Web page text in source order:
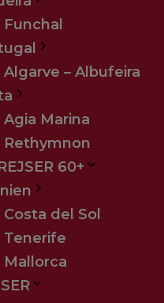
Funchal
Algarve – Albufeira
Agia Marina
Rethymnon
60+
Costa del Sol
Tenerife
Mallorca